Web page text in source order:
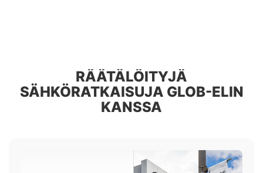
RÄÄTÄLÖITYJÄ
SÄHKÖRATKAISUJA GLOB-ELIN
KANSSA